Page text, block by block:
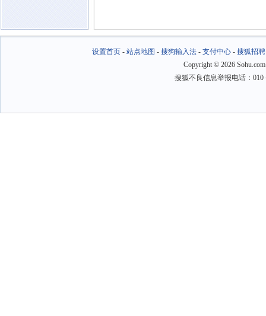
设置首页- 站点地图 - 搜狗输入法- 支付中心- 搜狐招聘
Copyright © 2026
搜狐不良信息举报电话：010